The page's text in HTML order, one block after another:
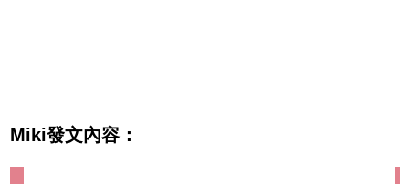
Miki發文內容：